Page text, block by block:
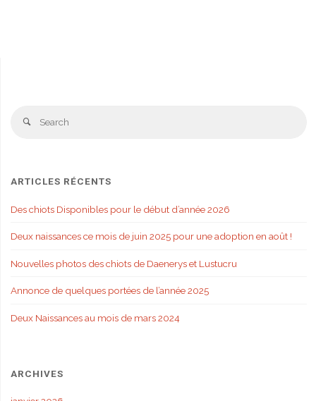
Search
ARTICLES RÉCENTS
Des chiots Disponibles pour le début d’année 2026
Deux naissances ce mois de juin 2025 pour une adoption en août !
Nouvelles photos des chiots de Daenerys et Lustucru
Annonce de quelques portées de l’année 2025
Deux Naissances au mois de mars 2024
ARCHIVES